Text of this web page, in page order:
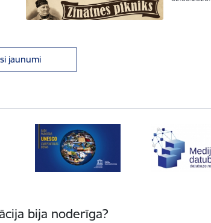
jaunumi
bija noderīga?